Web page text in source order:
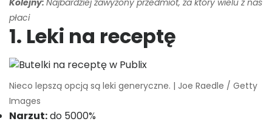
Kolejny: Najbardziej zawyżony przedmiot, za który wielu z nas
płaci
1. Leki na receptę
Nieco lepszą opcją są leki generyczne. | Joe Raedle / Getty
Images
Narzut:do 5000%